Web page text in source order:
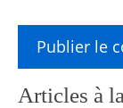
Articles à